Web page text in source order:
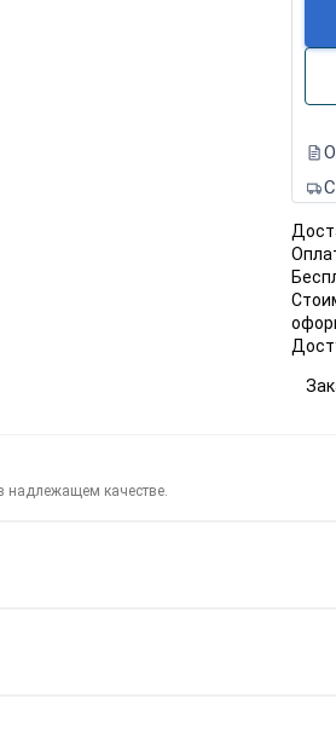
надлежащем качестве.